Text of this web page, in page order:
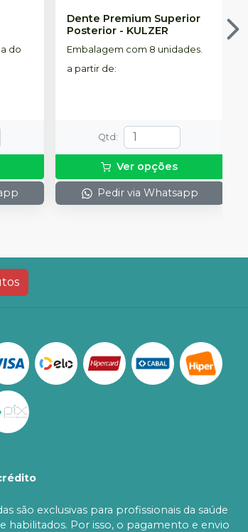
do
Dente Premium Superior
Posterior- KULZER
Embalagem com 8 unidades.
a partir de:
Qtd :
Ver opções
Pedir via Whatsapp
são exclusivas para profissionais da saúde
habilitados. Por isso, o pagamento e envio